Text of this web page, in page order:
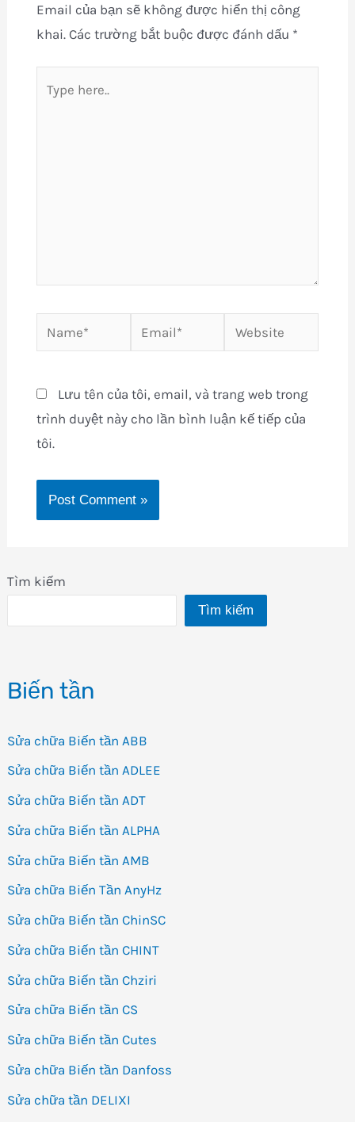
Tìm kiếm
Tìm kiếm
Biến tần
Sửa chữa Biến tần ABB
Sửa chữa Biến tần ADLEE
Sửa chữa Biến tần ADT
Sửa chữa Biến tần ALPHA
Sửa chữa Biến tần AMB
Sửa chữa Biến Tần AnyHz
Sửa chữa Biến tần ChinSC
Sửa chữa Biến tần CHINT
Sửa chữa Biến tần Chziri
Sửa chữa Biến tần CS
Sửa chữa Biến tần Cutes
Sửa chữa Biến tần Danfoss
Sửa chữa tần DELIXI
Email của bạn sẽ không được hiển thị công
khai. Các trường bắt buộc được đánh dấu *
here..
Name* Email* Website
Lưu tên của tôi, email, và trang web trong
trình duyệt này cho lần bình luận kế tiếp của
tôi.